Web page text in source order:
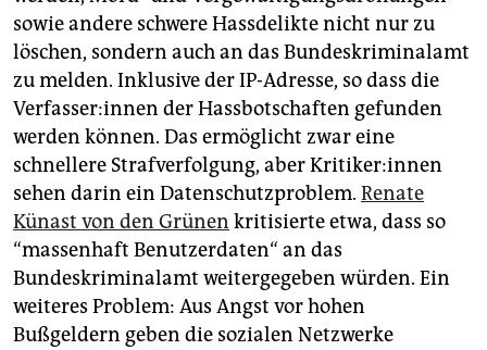
sowie andere schwere Hassdelikte nicht nur zu
löschen, sondern auch an das Bundeskriminalamt
zu melden. Inklusive der IP-Adresse, so dass die
Ver­fas­se­r:in­nen der Hassbotschaften gefunden
werden können. Das ermöglicht zwar eine
schnellere Strafverfolgung, aber Kri­ti­ke­r:in­nen
sehen darin ein Datenschutzproblem. Renate
Künast von den Grünen kritisierte etwa, dass so
“massenhaft Benutzerdaten“ an das
Bundeskriminalamt weitergegeben würden. Ein
weiteres Problem: Aus Angst vor hohen
Bußgeldern geben die sozialen Netzwerke